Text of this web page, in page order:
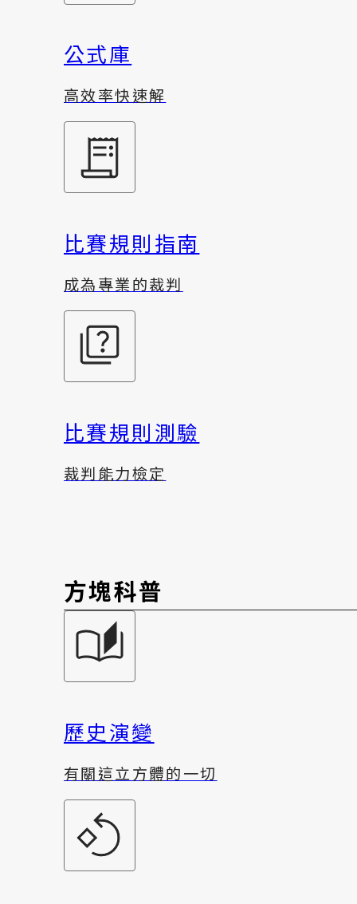
公式庫
高效率快速解
比賽規則指南
成為專業的裁判
比賽規則測驗
裁判能力檢定
方塊科普
歷史演變
有關這立方體的一切